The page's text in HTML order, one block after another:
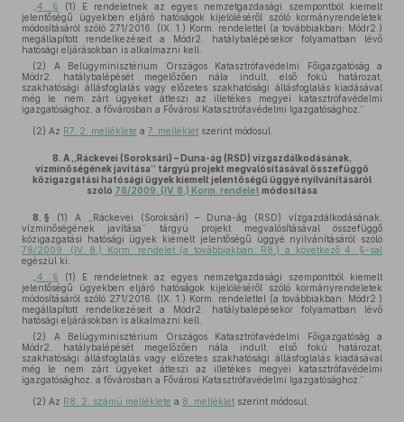
4. § (1) E rendeletnek az egyes nemzetgazdasági szempontból kiemelt
jelentőségű ügyekben eljáró hatóságok kijelöléséről szóló kormányrendeletek
módosításáról szóló 271/2016. (IX. 1.) Korm. rendelettel (a továbbiakban: Módr2.)
megállapított rendelkezéseit a Módr2. hatálybalépésekor folyamatban lévő
hatósági eljárásokban is alkalmazni kell.
(2) A Belügyminisztérium Országos Katasztrófavédelmi Főigazgatóság a
Módr2. hatálybalépését megelőzően nála indult, első fokú határozat,
szakhatósági állásfoglalás vagy előzetes szakhatósági állásfoglalás kiadásával
még le nem zárt ügyeket átteszi az illetékes megyei katasztrófavédelmi
igazgatósághoz, a fővárosban a Fővárosi Katasztrófavédelmi Igazgatósághoz.”
(2) Az R7. 2. melléklete a 7. melléklet szerint módosul.
8. A „Ráckevei (Soroksári) – Duna-ág (RSD) vízgazdálkodásának,
vízminőségének javítása” tárgyú projekt megvalósításával összefüggő
közigazgatási hatósági ügyek kiemelt jelentőségű üggyé nyilvánításáról
szóló 78/2009. (IV. 8.) Korm. rendelet módosítása
8. § (1) A „Ráckevei (Soroksári) – Duna-ág (RSD) vízgazdálkodásának,
vízminőségének javítása” tárgyú projekt megvalósításával összefüggő
közigazgatási hatósági ügyek kiemelt jelentőségű üggyé nyilvánításáról szóló
78/2009. (IV. 8.) Korm. rendelet (a továbbiakban: R8.) a következő 4. §-sal
egészül ki:
4. § (1) E rendeletnek az egyes nemzetgazdasági szempontból kiemelt
jelentőségű ügyekben eljáró hatóságok kijelöléséről szóló kormányrendeletek
módosításáról szóló 271/2016. (IX. 1.) Korm. rendelettel (a továbbiakban: Módr2.)
megállapított rendelkezéseit a Módr2. hatálybalépésekor folyamatban lévő
hatósági eljárásokban is alkalmazni kell.
(2) A Belügyminisztérium Országos Katasztrófavédelmi Főigazgatóság a
Módr2. hatálybalépését megelőzően nála indult, első fokú határozat,
szakhatósági állásfoglalás vagy előzetes szakhatósági állásfoglalás kiadásával
még le nem zárt ügyeket átteszi az illetékes megyei katasztrófavédelmi
igazgatósághoz, a fővárosban a Fővárosi Katasztrófavédelmi Igazgatósághoz.”
(2) Az R8. 2. számú melléklete a 8. melléklet szerint módosul.